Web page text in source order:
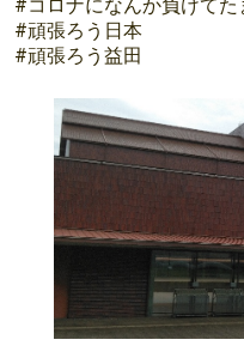
#コロナになんか負けてた
#頑張ろう日本
#頑張ろう益田